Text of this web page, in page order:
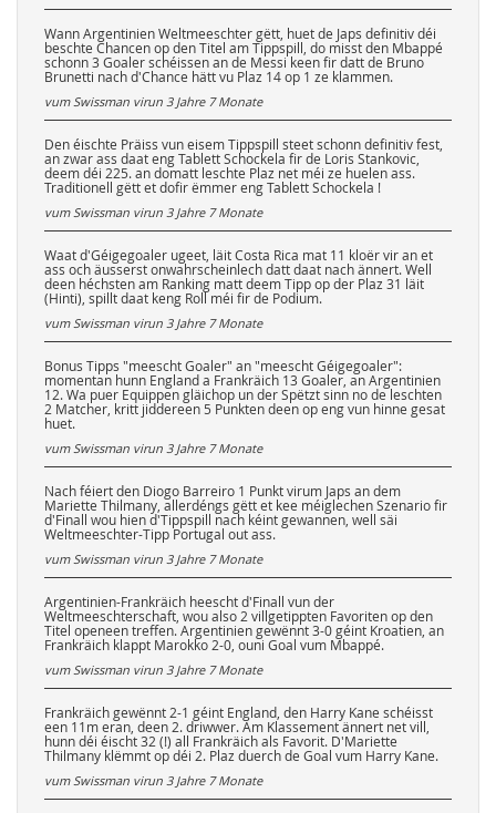
Wann Argentinien Weltmeeschter gëtt, huet de Japs definitiv déi
beschte Chancen op den Titel am Tippspill, do misst den Mbappé
schonn 3 Goaler schéissen an de Messi keen fir datt de Bruno
Brunetti nach d'Chance hätt vu Plaz 14 op 1 ze klammen.
vum Swissman virun 3 Jahre 7 Monate
Den éischte Präiss vun eisem Tippspill steet schonn definitiv fest,
an zwar ass daat eng Tablett Schockela fir de Loris Stankovic,
deem déi 225. an domatt leschte Plaz net méi ze huelen ass.
Traditionell gëtt et dofir ëmmer eng Tablett Schockela !
vum Swissman virun 3 Jahre 7 Monate
Waat d'Géigegoaler ugeet, läit Costa Rica mat 11 kloër vir an et
ass och äusserst onwahrscheinlech datt daat nach ännert. Well
deen héchsten am Ranking matt deem Tipp op der Plaz 31 läit
(Hinti), spillt daat keng Roll méi fir de Podium.
vum Swissman virun 3 Jahre 7 Monate
Bonus Tipps "meescht Goaler" an "meescht Géigegoaler":
momentan hunn England a Frankräich 13 Goaler, an Argentinien
12. Wa puer Equippen gläichop un der Spëtzt sinn no de leschten
2 Matcher, kritt jiddereen 5 Punkten deen op eng vun hinne gesat
huet.
vum Swissman virun 3 Jahre 7 Monate
Nach féiert den Diogo Barreiro 1 Punkt virum Japs an dem
Mariette Thilmany, allerdéngs gëtt et kee méiglechen Szenario fir
d'Finall wou hien d'Tippspill nach kéint gewannen, well säi
Weltmeeschter-Tipp Portugal out ass.
vum Swissman virun 3 Jahre 7 Monate
Argentinien-Frankräich heescht d'Finall vun der
Weltmeeschterschaft, wou also 2 villgetippten Favoriten op den
Titel openeen treffen. Argentinien gewënnt 3-0 géint Kroatien, an
Frankräich klappt Marokko 2-0, ouni Goal vum Mbappé.
vum Swissman virun 3 Jahre 7 Monate
Frankräich gewënnt 2-1 géint England, den Harry Kane schéisst
een 11m eran, deen 2. driwwer. Am Klassement ännert net vill,
hunn déi éischt 32 (!) all Frankräich als Favorit. D'Mariette
Thilmany klëmmt op déi 2. Plaz duerch de Goal vum Harry Kane.
vum Swissman virun 3 Jahre 7 Monate